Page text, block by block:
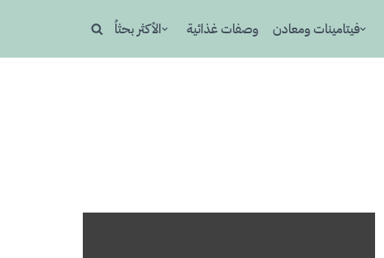
فيتامينات ومعادن وصفات غذائية الأكثر بحثاُ